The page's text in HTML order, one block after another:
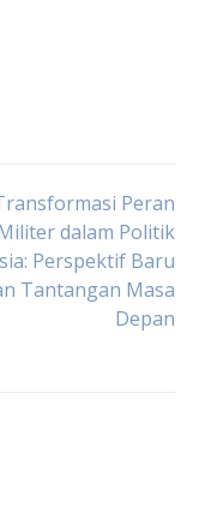
Peran
dalam Politik
Perspektif Baru
Tantangan Masa
Depan